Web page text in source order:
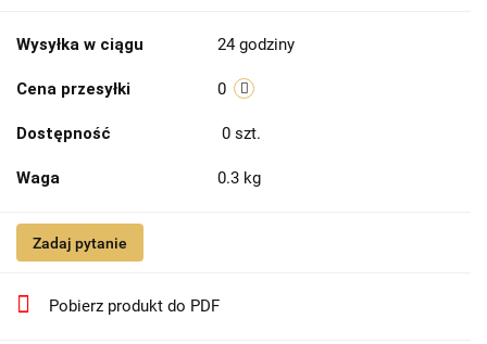
Wysyłka w ciągu 24 godziny
Cena przesyłki 0
Dostępność 0 szt.
Waga 0.3 kg
Zadaj pytanie
Pobierz produkt do PDF